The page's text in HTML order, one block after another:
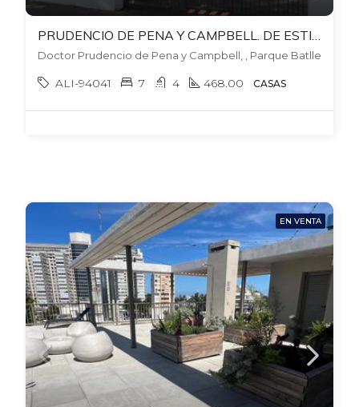
Doctor Prudencio de Pena y Campbell, , Parque Batlle
ALI-94041 7 4 468.00 CASAS
EN VENTA